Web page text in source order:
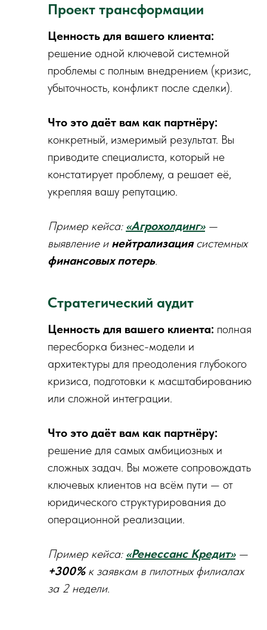
Проект трансформации
Ценность для вашего клиента:
решение одной ключевой системной
проблемы с полным внедрением (кризис,
убыточность, конфликт после сделки).
Что это даёт вам как партнёру:
конкретный, измеримый результат. Вы
приводите специалиста, который не
констатирует проблему, а решает её,
укрепляя вашу репутацию.
Пример кейса: «Агрохолдинг» —
выявление и нейтрализациясистемных
финансовых потерь.
Стратегический аудит
Ценность для вашего клиента: полная
пересборка бизнес-модели и
архитектуры для преодоления глубокого
кризиса, подготовки к масштабированию
или сложной интеграции.
Что это даёт вам как партнёру:
решение для самых амбициозных и
сложных задач. Вы можете сопровождать
ключевых клиентов на всём пути — от
юридического структурирования до
операционной реализации.
Пример кейса: «Ренессанс Кредит» —
+300%к заявкам в пилотных филиалах
за 2 недели.